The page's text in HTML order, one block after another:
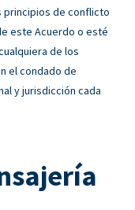
principios de conflicto
este Acuerdo o esté
de los
el condado de
y jurisdicción cada